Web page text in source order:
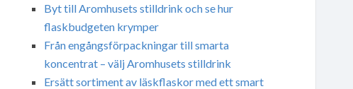
Byt till Aromhusets stilldrink och se hur
flaskbudgeten krymper
Från engångsförpackningar till smarta
koncentrat – välj Aromhusets stilldrink
Ersätt sortiment av läskflaskor med ett smart